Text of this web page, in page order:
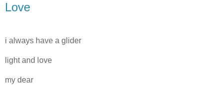
Love
i always have a glider
light and love
my dear